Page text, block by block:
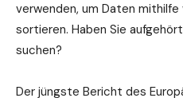
verwenden, um Daten
sortieren. Haben Sie
suchen?
Der jüngste Bericht des